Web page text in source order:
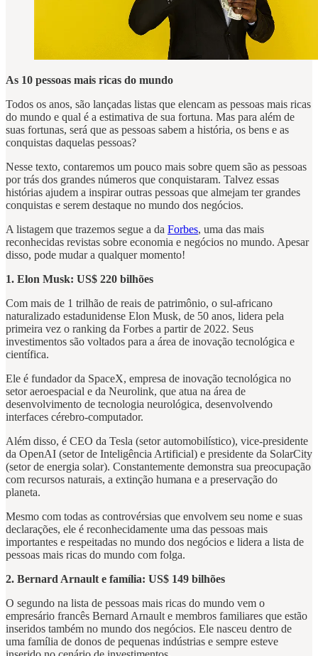
As 10 pessoas mais ricas do mundo
Todos os anos, são lançadas listas que elencam as pessoas mais ricas
do mundo e qual é a estimativa de sua fortuna. Mas para além de
suas fortunas, será que as pessoas sabem a história, os bens e as
conquistas daquelas pessoas?
Nesse texto, contaremos um pouco mais sobre quem são as pessoas
por trás dos grandes números que conquistaram. Talvez essas
histórias ajudem a inspirar outras pessoas que almejam ter grandes
conquistas e serem destaque no mundo dos negócios.
A listagem que trazemos segue a da Forbes, uma das mais
reconhecidas revistas sobre economia e negócios no mundo. Apesar
disso, pode mudar a qualquer momento!
1. Elon Musk: US$ 220 bilhões
Com mais de 1 trilhão de reais de patrimônio, o sul-africano
naturalizado estadunidense Elon Musk, de 50 anos, lidera pela
primeira vez o ranking da Forbes a partir de 2022. Seus
investimentos são voltados para a área de inovação tecnológica e
científica.
Ele é fundador da SpaceX, empresa de inovação tecnológica no
setor aeroespacial e da Neurolink, que atua na área de
desenvolvimento de tecnologia neurológica, desenvolvendo
interfaces cérebro-computador.
Além disso, é CEO da Tesla (setor automobilístico), vice-presidente
da OpenAI (setor de Inteligência Artificial) e presidente da SolarCity
(setor de energia solar). Constantemente demonstra sua preocupação
com recursos naturais, a extinção humana e a preservação do
planeta.
Mesmo com todas as controvérsias que envolvem seu nome e suas
declarações, ele é reconhecidamente uma das pessoas mais
importantes e respeitadas no mundo dos negócios e lidera a lista de
pessoas mais ricas do mundo com folga.
2. Bernard Arnault e família: US$ 149 bilhões
O segundo na lista de pessoas mais ricas do mundo vem o
empresário francês Bernard Arnault e membros familiares que estão
inseridos também no mundo dos negócios. Ele nasceu dentro de
uma família de donos de pequenas indústrias e sempre esteve